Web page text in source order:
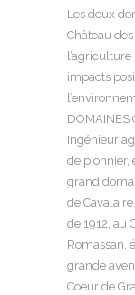
Les deux
Château
impacts
DOMAINES
Ingénieur
de pionnier,
grand
de
de 1912, au
Romassan,
grande
Coeur de